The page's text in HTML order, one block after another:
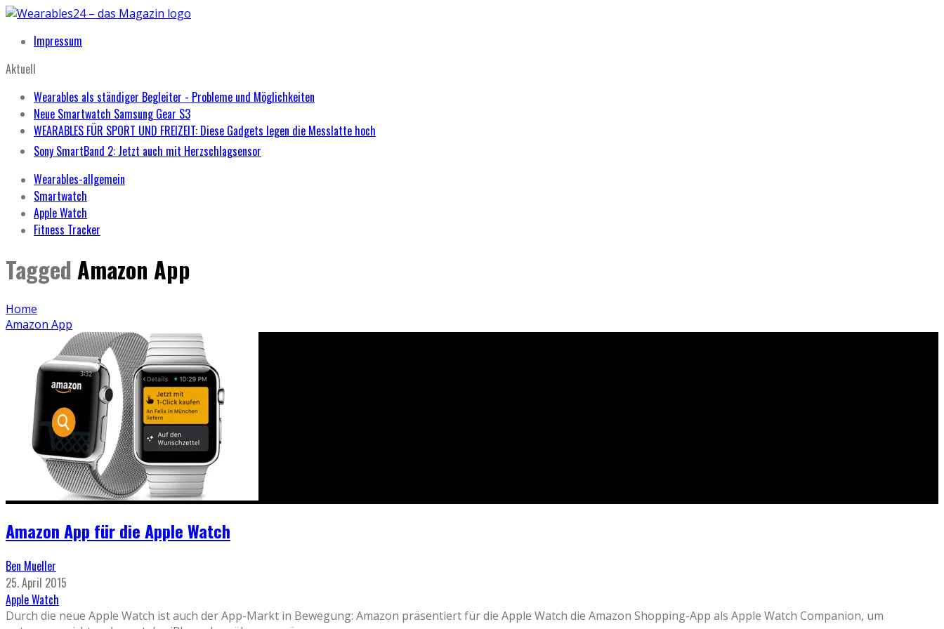
Impressum
Aktuell
Wearables als ständiger Begleiter - Probleme und Möglichkeiten
Neue Smartwatch Samsung Gear S3
WEARABLES FÜR SPORT UND FREIZEIT: Diese Gadgets legen die Messlatte hoch
Sony SmartBand 2: Jetzt auch mit Herzschlagsensor
Wearables-allgemein
Smartwatch
Apple Watch
Fitness Tracker
Tagged Amazon App
Home
Amazon App
Amazon App für die Apple Watch
Ben Mueller
25. April 2015
Apple Watch
Durch die neue Apple Watch ist auch der App-Markt in Bewegung: Amazon präsentiert für die Apple Watch die Amazon Shopping-App als Apple Watch Companion, um